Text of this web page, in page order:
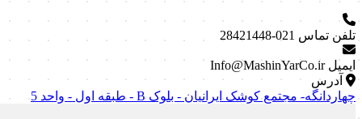
تلفن تماس 021-28421448
ایمیل Info@MashinYarCo.ir
آدرس
چهاردانگه- مجتمع کوشک ایرانیان - بلوک B - طبقه اول - واحد 5